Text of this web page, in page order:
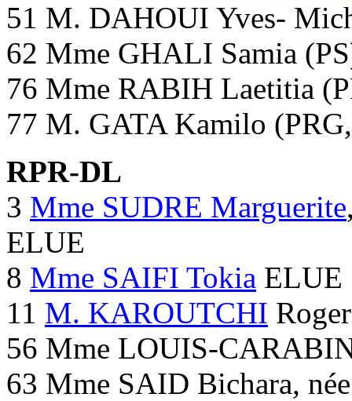
51 M. DAHOUI Yves-
62 Mme GHALI Samia
76 Mme RABIH Laetitia
77 M. GATA Kamilo
RPR-DL
3 Mme SUDRE Marguerite
ELUE
8 Mme SAIFI Tokia ELUE
11 M. KAROUTCHI Roger
56 Mme LOUIS-
63 Mme SAID Bichara,